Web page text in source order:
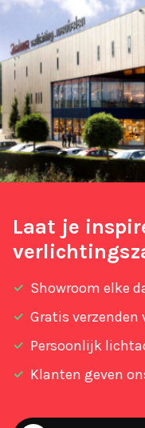
Laat je
Showroom elke
Gratis verzenden
Persoonlijk
Klanten geven